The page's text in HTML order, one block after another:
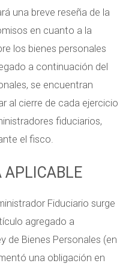
una breve reseña de la
en cuanto a la
los bienes personales
a continuación del
se encuentran
al cierre de cada ejercicio
fiduciarios,
el fisco.
APLICABLE
Fiduciario surge
agregado a
de Bienes Personales (en
una obligación en